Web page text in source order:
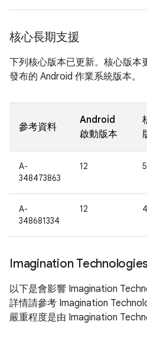
核心長期支援
下列核心版本已更新。核心版本
發布的 Android 作業系統版本。
參考資料
Android
啟動版本
A-
348473863
12
A-
348681334
12
Imagination Technologies
以下是會影響 Imagination
詳情請參考 Imagination
嚴重程度是由 Imagination